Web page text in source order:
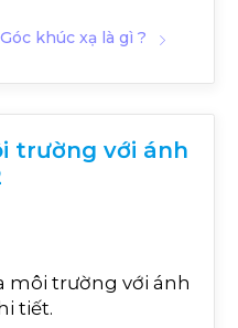
Góc khúc xạ là gì ?
trường với ánh
môi trường với ánh
tiết.